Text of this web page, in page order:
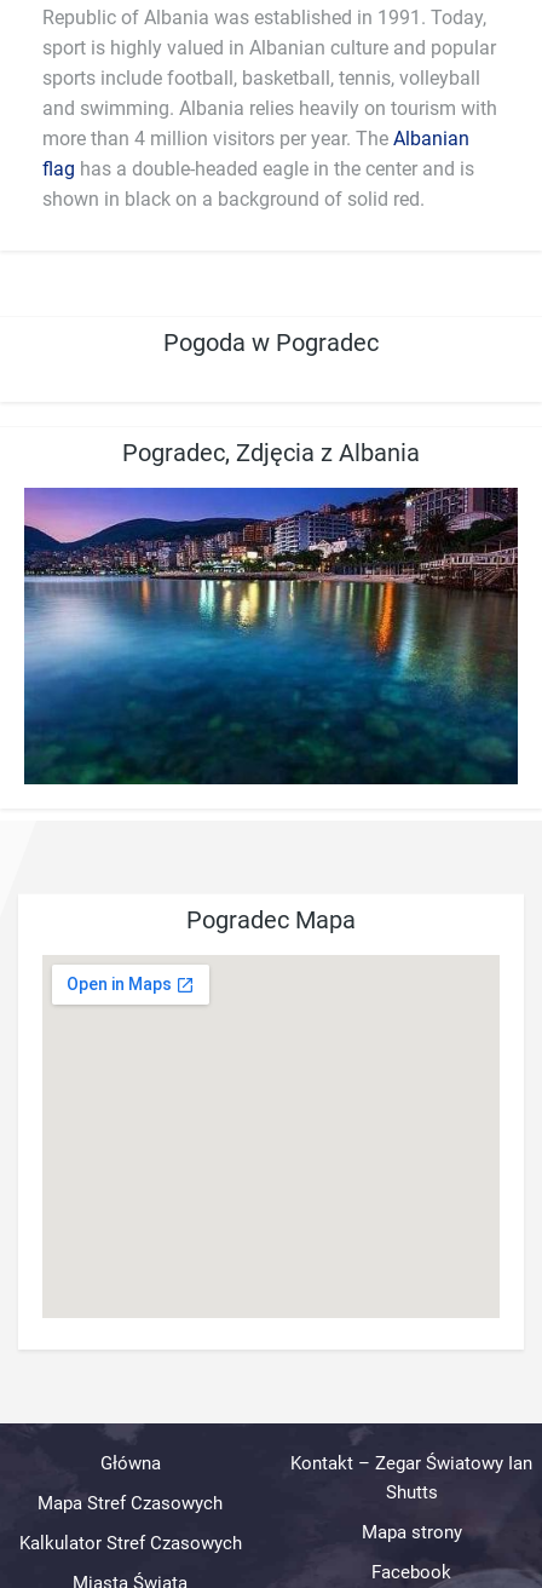
Republic of Albania was established in 1991. Today,
sport is highly valued in Albanian culture and popular
sports include football, basketball, tennis, volleyball
and swimming. Albania relies heavily on tourism with
more than 4 million visitors per year. The Albanian
flag has a double-headed eagle in the center and is
shown in black on a background of solid red.
Pogoda w Pogradec
Pogradec, Zdjęcia z Albania
Pogradec Mapa
Główna
Mapa Stref Czasowych
Kalkulator Stref Czasowych
Miasta Świata
Kontakt – Zegar Światowy Ian
Shutts
Mapa strony
Facebook